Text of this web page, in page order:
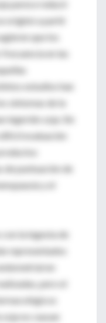
parece reducir
originó a partir
que los
en las
estudios han
síntomas de la
ingerido soja. Sin
evaluación
de puntuación de
y el
la ingesta de
representados
en
pero el
no causan